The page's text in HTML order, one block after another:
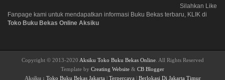
Silahkan Like
Fanpage kami untuk mendapatkan informasi Buku Bekas terbaru, KLIK di
Toko Buku Bekas Online Aksiku
Copyright © 2013-2020 Aksiku Toko Buku Bekas Online. All Rights Reserved
Template by Creating Website & CB Blogger
Aksiku : Toko Buku Bekas Jakarta | Terpercaya | Berlokasi Di Jakarta Timur